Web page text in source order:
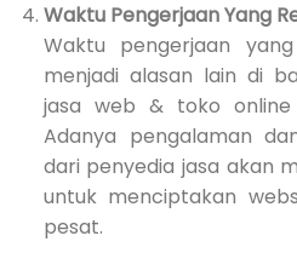
Waktu Pengerjaan Yang
Waktu pengerjaan
menjadi alasan lain di
jasa web & toko online
Adanya pengalaman
dari penyedia jasa akan
untuk menciptakan
pesat.